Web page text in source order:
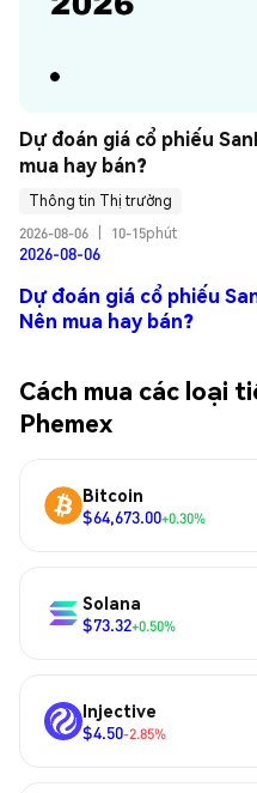
Dự đoán giá cổ phiếu
mua hay bán?
Thông tin Thị trường
2026-08-06
10-15phút
2026-08-06
Dự đoán giá cổ phiếu
Nên mua hay bán?
Cách mua các loại
Phemex
Bitcoin
$64,673.00+0.30%
Solana
$73.32+0.50%
Injective
$4.50-2.85%